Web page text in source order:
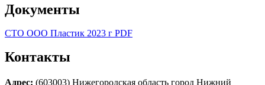
Документы
СТО ООО Пластик 2023 г PDF
Контакты
Адрес: (603003) Нижегородская область город Нижний